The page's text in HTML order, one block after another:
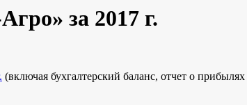
за 2017 г.
(включая бухгалтерский баланс, отчет о